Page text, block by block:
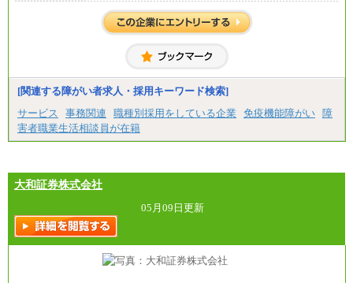
⑰月給237,000円以上
⑱月給212,000円以上
⑲東京：月給202,000 円以上 、京都：月給193,000 円
⑳月給205,000円以上
㉒月給185,000 円以上
㉓月給224,500円以上
※全コース共通※ 能力・経験・勤務地などにより
異なります
※試用期間中も給与に変更はございません。
[関連する障がい者求人・採用キーワード検索]
サービス
事務関連 職種別採用をしている企業 免疫機能障がい 障
害者職業生活相談員が在籍
大和証券株式会社
05月09日更新